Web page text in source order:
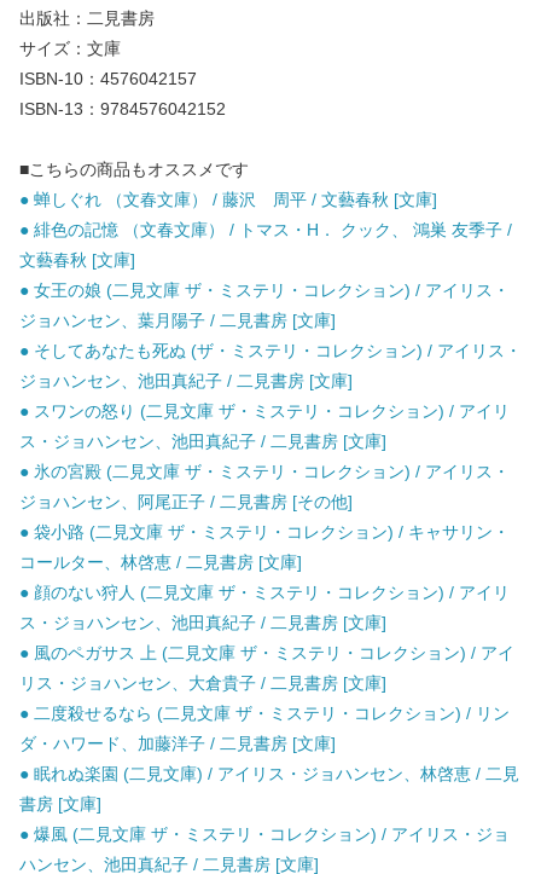
出版社：二見書房
サイズ：文庫
ISBN-10：4576042157
ISBN-13：9784576042152
■こちらの商品もオススメです
● 蝉しぐれ （文春文庫） / 藤沢 周平 / 文藝春秋 [文庫]
● 緋色の記憶 （文春文庫） / トマス・H． クック、 鴻巣 友季子 /
文藝春秋 [文庫]
● 女王の娘 (二見文庫 ザ・ミステリ・コレクション) / アイリス・
ジョハンセン、葉月陽子 / 二見書房 [文庫]
● そしてあなたも死ぬ (ザ・ミステリ・コレクション) / アイリス・
ジョハンセン、池田真紀子 / 二見書房 [文庫]
● スワンの怒り (二見文庫 ザ・ミステリ・コレクション) / アイリ
ス・ジョハンセン、池田真紀子 / 二見書房 [文庫]
● 氷の宮殿 (二見文庫 ザ・ミステリ・コレクション) / アイリス・
ジョハンセン、阿尾正子 / 二見書房 [その他]
● 袋小路 (二見文庫 ザ・ミステリ・コレクション) / キャサリン・
コールター、林啓恵 / 二見書房 [文庫]
● 顔のない狩人 (二見文庫 ザ・ミステリ・コレクション) / アイリ
ス・ジョハンセン、池田真紀子 / 二見書房 [文庫]
● 風のペガサス 上 (二見文庫 ザ・ミステリ・コレクション) / アイ
リス・ジョハンセン、大倉貴子 / 二見書房 [文庫]
● 二度殺せるなら (二見文庫 ザ・ミステリ・コレクション) / リン
ダ・ハワード、加藤洋子 / 二見書房 [文庫]
● 眠れぬ楽園 (二見文庫) / アイリス・ジョハンセン、林啓恵 / 二見
書房 [文庫]
● 爆風 (二見文庫 ザ・ミステリ・コレクション) / アイリス・ジョ
ハンセン、池田真紀子 / 二見書房 [文庫]